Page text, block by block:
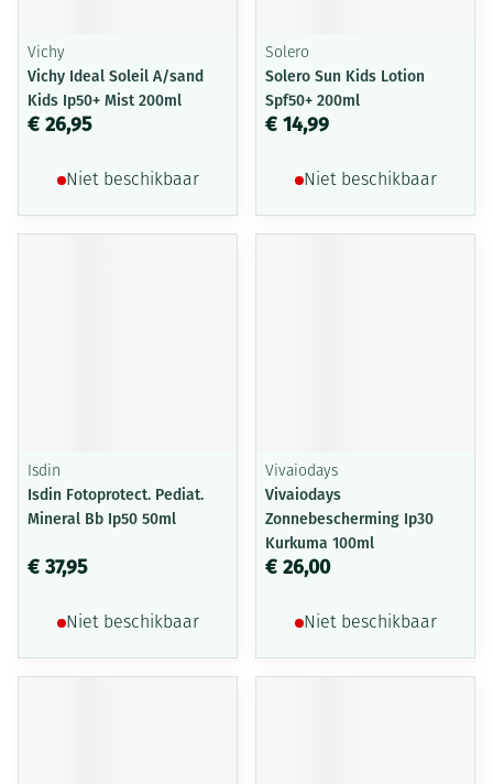
Vichy
Vichy Ideal Soleil A/sand
Kids Ip50+ Mist 200ml
€ 26,95
Niet beschikbaar
Solero
Solero Sun Kids Lotion
Spf50+ 200ml
€ 14,99
Niet beschikbaar
Isdin
Isdin Fotoprotect. Pediat.
Mineral Bb Ip50 50ml
€ 37,95
Niet beschikbaar
Vivaiodays
Vivaiodays
Zonnebescherming Ip30
Kurkuma 100ml
€ 26,00
Niet beschikbaar